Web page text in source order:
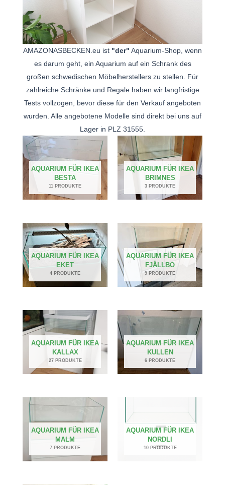
AMAZONASBECKEN.eu ist "der" Aquarium-Shop, wenn
es darum geht, ein Aquarium auf ein Schrank des
großen schwedischen Möbelherstellers zu stellen. Für
zahlreiche Schränke und Regale haben wir langfristige
Tests vollzogen, bevor diese für den Verkauf angeboten
wurden. Alle angebotene Modelle sind direkt bei uns auf
Lager in PLZ 31555.
AQUARIUM FÜR IKEA
BESTA
11 PRODUKTE
AQUARIUM FÜR IKEA
BRIMNES
3 PRODUKTE
AQUARIUM FÜR IKEA
EKET
4 PRODUKTE
AQUARIUM FÜR IKEA
FJÄLLBO
9 PRODUKTE
AQUARIUM FÜR IKEA
KALLAX
27 PRODUKTE
AQUARIUM FÜR IKEA
KULLEN
6 PRODUKTE
AQUARIUM FÜR IKEA
MALM
7 PRODUKTE
AQUARIUM FÜR IKEA
NORDLI
10 PRODUKTE